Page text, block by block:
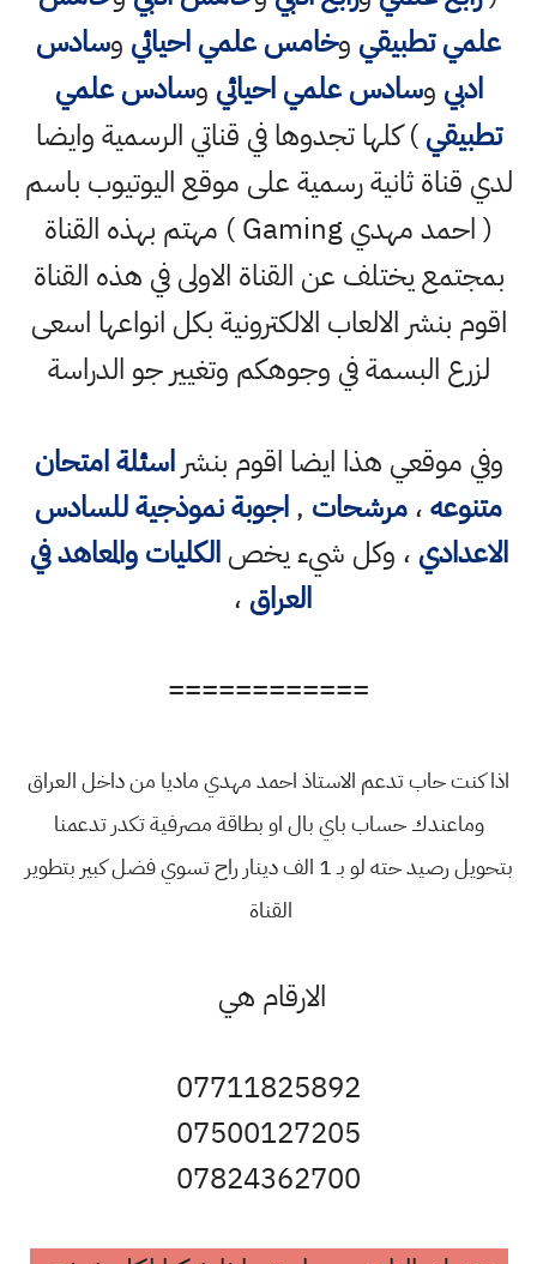
علمي تطبيقي وخامس علمي احيائي وسادس
ادبي وسادس علمي احيائي وسادس علمي
تطبيقي) كلها تجدوها في قناتي الرسمية وايضا
لدي قناة ثانية رسمية على موقع اليوتيوب باسم
( احمد مهدي Gaming ) مهتم بهذه القناة
بمجتمع يختلف عن القناة الاولى في هذه القناة
اقوم بنشر الالعاب الالكترونية بكل انواعها اسعى
لزرع البسمة في وجوهكم وتغيير جو الدراسة
وفي موقعي هذا ايضا اقوم بنشراسئلة امتحان
متنوعه،مرشحات ,اجوبة نموذجية للسادس
الاعدادي ، وكل شيء يخصالكليات والمعاهد في
العراق ،
============
اذا كنت حاب تدعم الاستاذ احمد مهدي ماديا من داخل العراق
وماعندك حساب باي بال او بطاقة مصرفية تكدر تدعمنا
بتحويل رصيد حته لو بـ 1 الف دينار راح تسوي فضل كبير بتطوير
القناة
الارقام هي
07711825892
07500127205
07824362700